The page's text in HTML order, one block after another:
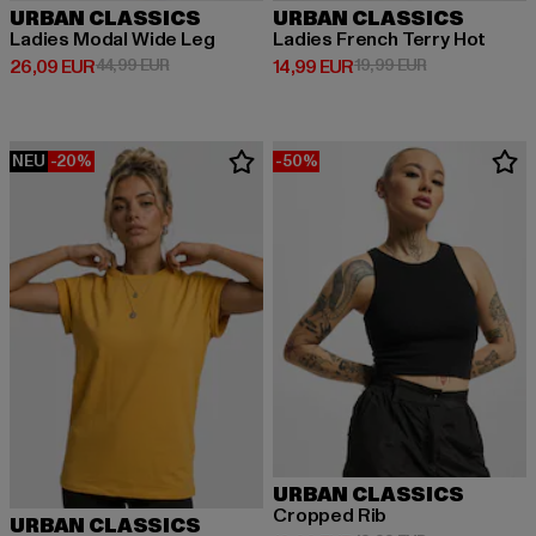
URBAN CLASSICS
Ladies Modal Wide Leg
26,09 EUR
Derzeitiger Preis: 26,09 EUR
44,99 EURAktionspreis: 44,99 EUR
URBAN CLASSICS
Ladies French Terry Hot
14,99 EUR
Derzeitiger Preis: 14,99 EUR
19,99 EURAktionspreis:
NEU -20%
URBAN CLASSICS
-50%
URBAN CLASSICS
Cropped Rib